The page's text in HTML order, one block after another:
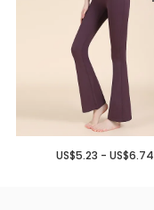
US$5.23 - US$6.74